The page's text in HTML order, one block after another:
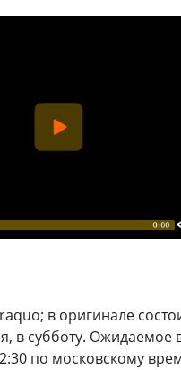
в оригинале
в субботу. Ожидаемое
по московскому